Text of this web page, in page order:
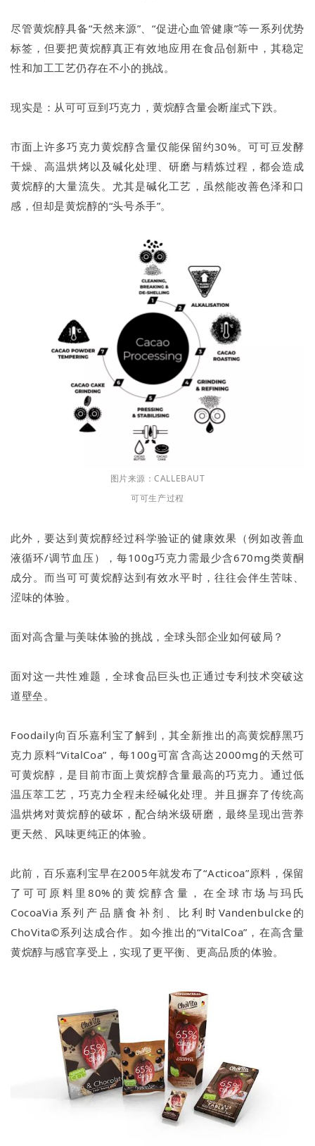
尽管黄烷醇具备“天然来源”、“促进心血管健康”等一系列优势
标签，但要把黄烷醇真正有效地应用在食品创新中，其稳定
性和加工工艺仍存在不小的挑战。
现实是：从可可豆到巧克力，黄烷醇含量会断崖式下跌。
市面上许多巧克力黄烷醇含量仅能保留约30%。可可豆发酵
干燥、高温烘烤以及碱化处理、研磨与精炼过程，都会造成
黄烷醇的大量流失。尤其是碱化工艺，虽然能改善色泽和口
感，但却是黄烷醇的“头号杀手”。
图片来源：CALLEBAUT
可可生产过程
此外，要达到黄烷醇经过科学验证的健康效果（例如改善血
液循环/调节血压），每100g巧克力需最少含670mg类黄酮
成分。而当可可黄烷醇达到有效水平时，往往会伴生苦味、
涩味的体验。
面对高含量与美味体验的挑战，全球头部企业如何破局？
面对这一共性难题，全球食品巨头也正通过专利技术突破这
道壁垒。
Foodaily向百乐嘉利宝了解到，其全新推出的高黄烷醇黑巧
克力原料“VitalCoa”，每100g可富含高达2000mg的天然可
可黄烷醇，是目前市面上黄烷醇含量最高的巧克力。通过低
温压萃工艺，巧克力全程未经碱化处理。并且摒弃了传统高
温烘烤对黄烷醇的破坏，配合纳米级研磨，最终呈现出营养
更天然、风味更纯正的体验。
此前，百乐嘉利宝早在2005年就发布了“Acticoa”原料，保留
了可可原料里80%的黄烷醇含量，在全球市场与玛氏
CocoaVia系列产品膳食补剂、比利时Vandenbulcke的
ChoVita©系列达成合作。如今推出的“VitalCoa”，在高含量
黄烷醇与感官享受上，实现了更平衡、更高品质的体验。